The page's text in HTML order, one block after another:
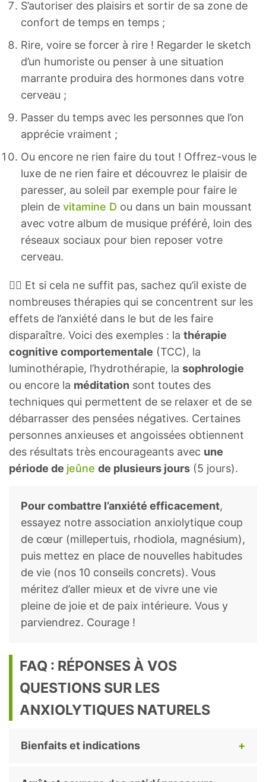
S’autoriser des plaisirs et sortir de sa zone de
confort de temps en temps ;
Rire, voire se forcer à rire ! Regarder le sketch
d’un humoriste ou penser à une situation
marrante produira des hormones dans votre
cerveau ;
Passer du temps avec les personnes que l’on
apprécie vraiment ;
Ou encore ne rien faire du tout ! Offrez-vous le
luxe de ne rien faire et découvrez le plaisir de
paresser, au soleil par exemple pour faire le
plein de vitamine D ou dans un bain moussant
avec votre album de musique préféré, loin des
réseaux sociaux pour bien reposer votre
cerveau.
👩‍⚕️ Et si cela ne suffit pas, sachez qu’il existe de
nombreuses thérapies qui se concentrent sur les
effets de l’anxiété dans le but de les faire
disparaître. Voici des exemples : la thérapie
cognitive comportementale (TCC), la
luminothérapie, l’hydrothérapie, la sophrologie
ou encore la méditation sont toutes des
techniques qui permettent de se relaxer et de se
débarrasser des pensées négatives. Certaines
personnes anxieuses et angoissées obtiennent
des résultats très encourageants avec une
période de jeûne de plusieurs jours (5 jours).
Pour combattre l’anxiété efficacement,
essayez notre association anxiolytique coup
de cœur (millepertuis, rhodiola, magnésium),
puis mettez en place de nouvelles habitudes
de vie (nos 10 conseils concrets). Vous
méritez d’aller mieux et de vivre une vie
pleine de joie et de paix intérieure. Vous y
parviendrez. Courage !
FAQ : RÉPONSES À VOS
QUESTIONS SUR LES
ANXIOLYTIQUES NATURELS
Bienfaits et indications